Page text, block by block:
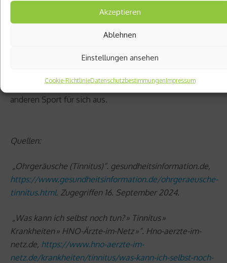
Akzeptieren
Ablehnen
Einstellungen ansehen
Cookie-RichtlinieDatenschutzbestimmungenImpressum
Schwimmen
. Auch die Teilnahme an
vielen Fitnesskursen fällt in diese Kategorie.
eigenen Körper achten. Verstärken sich Ihre Symptome
zunächst aus oder probieren Sie gegebenenfalls einen
anderen Sport für sich aus.
Quellen:
„Ohrgeräusche (Tinnitus)“. gesundheitsinformation.de,
https://www.gesundheitsinformation.de/ohrgeraeusche-
tinnitus.html. Zugegriffen 16. September 2024.
„Was kann ich selbst noch tun? » Tinnitus »
Krankheiten » HNO-Ärzte-im-Netz »“. Hno-aerzte-im-
netz.de, https://www.hno-aerzte-im-
netz.de/krankheiten/tinnitus/was-kann-ich-selbst-noch-